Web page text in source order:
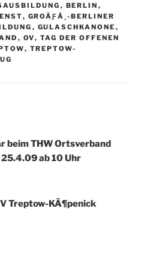
, BERLIN ,
, GROÃƑÅ¸-BERLINER
, GULASCHKANONE ,
, OV, TAG DER OFFENEN
, TREPTOW-
beim THW Ortsverband
ab 10 Uhr
Treptow-KÃ¶penick